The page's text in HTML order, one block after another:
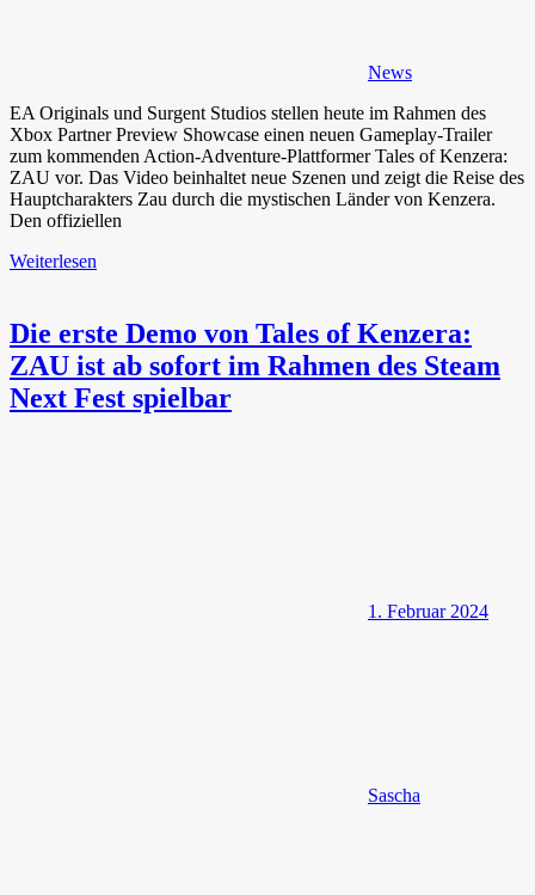
News
EA Originals und Surgent Studios stellen heute im Rahmen des
Xbox Partner Preview Showcase einen neuen Gameplay-Trailer
zum kommenden Action-Adventure-Plattformer Tales of Kenzera:
ZAU vor. Das Video beinhaltet neue Szenen und zeigt die Reise des
Hauptcharakters Zau durch die mystischen Länder von Kenzera.
Den offiziellen
Weiterlesen
Die erste Demo von Tales of Kenzera:
ZAU ist ab sofort im Rahmen des Steam
Next Fest spielbar
1. Februar 2024
Sascha